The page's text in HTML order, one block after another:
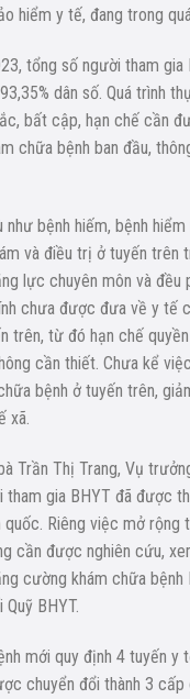
hiểm y tế, đang trong
tổng số người tham gia
dân số. Quá trình
bất cập, hạn chế cần
chữa bệnh ban đầu,
bệnh hiếm, bệnh
và điều trị ở tuyến trên
lực chuyên môn và đều
chưa được đưa về y tế
trên, từ đó hạn chế
cần thiết. Chưa kể
bệnh ở tuyến trên,
xã.
Trần Thị Trang, Vụ
gia BHYT đã được
Riêng việc mở rộng
cần được nghiên cứu,
cường khám chữa
BHYT.
mới quy định 4 tuyến y
chuyển đổi thành 3 cấp